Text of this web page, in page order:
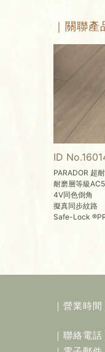
｜關聯產
ID
PARADOR 超
耐磨層等級AC5
4V同色倒角
擬真同步紋路
Safe-Lock
｜營業時間
｜聯絡電話